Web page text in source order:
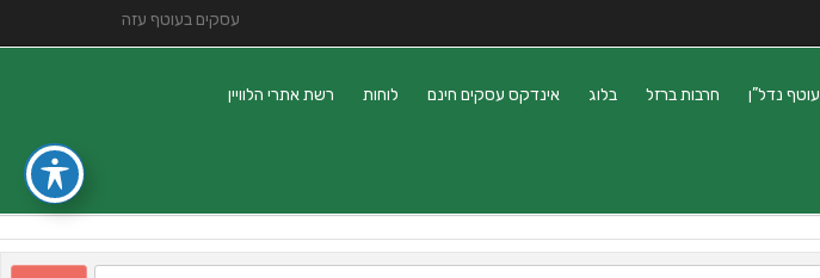
עסקים בעוטף עזה
עוטף נדל”ן חרבות ברזל בלוג אינדקס עסקים חינם לוחות רשת אתרי הלוויין